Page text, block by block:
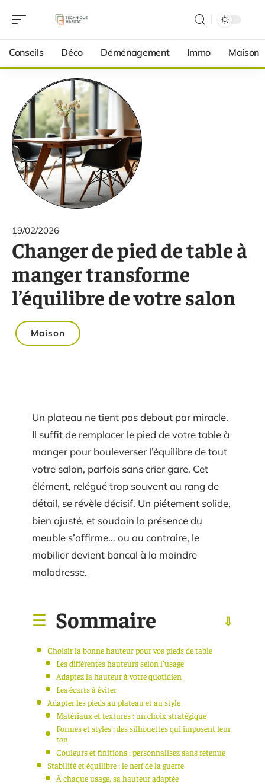
Conseils Déco Déménagement Immo Maison
19/02/2026
Changer de pied de table à
manger transforme
l’équilibre de votre salon
Maison
Un plateau ne tient pas debout par miracle.
Il suffit de remplacer le pied de votre table à
manger pour bouleverser l’équilibre de tout
votre salon, parfois sans crier gare. Cet
élément, relégué trop souvent au rang de
détail, se révèle décisif. Un piétement solide,
bien ajusté, et soudain la présence du
meuble s’affirme… ou au contraire, le
mobilier devient bancal à la moindre
maladresse.
Sommaire
Choisir la bonne hauteur pour vos pieds de table
Les différentes hauteurs selon l’usage
Adaptez la hauteur à votre quotidien
Les écarts à éviter
Adapter les pieds au plateau et au style
Matériaux et textures : un choix stratégique
Formes et styles : des silhouettes qui imposent leur
ton
Couleurs et finitions : personnalisez sans retenue
Stabilité et équilibre : le nerf de la guerre
À chaque usage, sa hauteur adaptée